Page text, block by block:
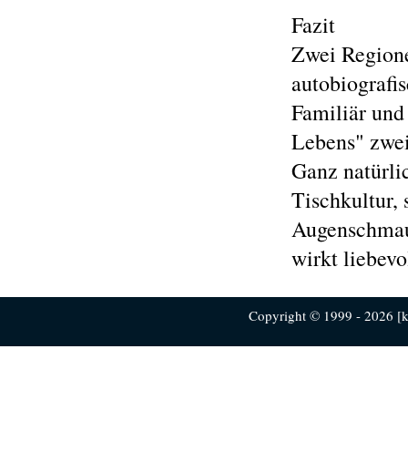
Fazit
Zwei
Familiär
Lebens"
Ganz
Tischkultur,
wirkt
Copyright © 1999 - 2026